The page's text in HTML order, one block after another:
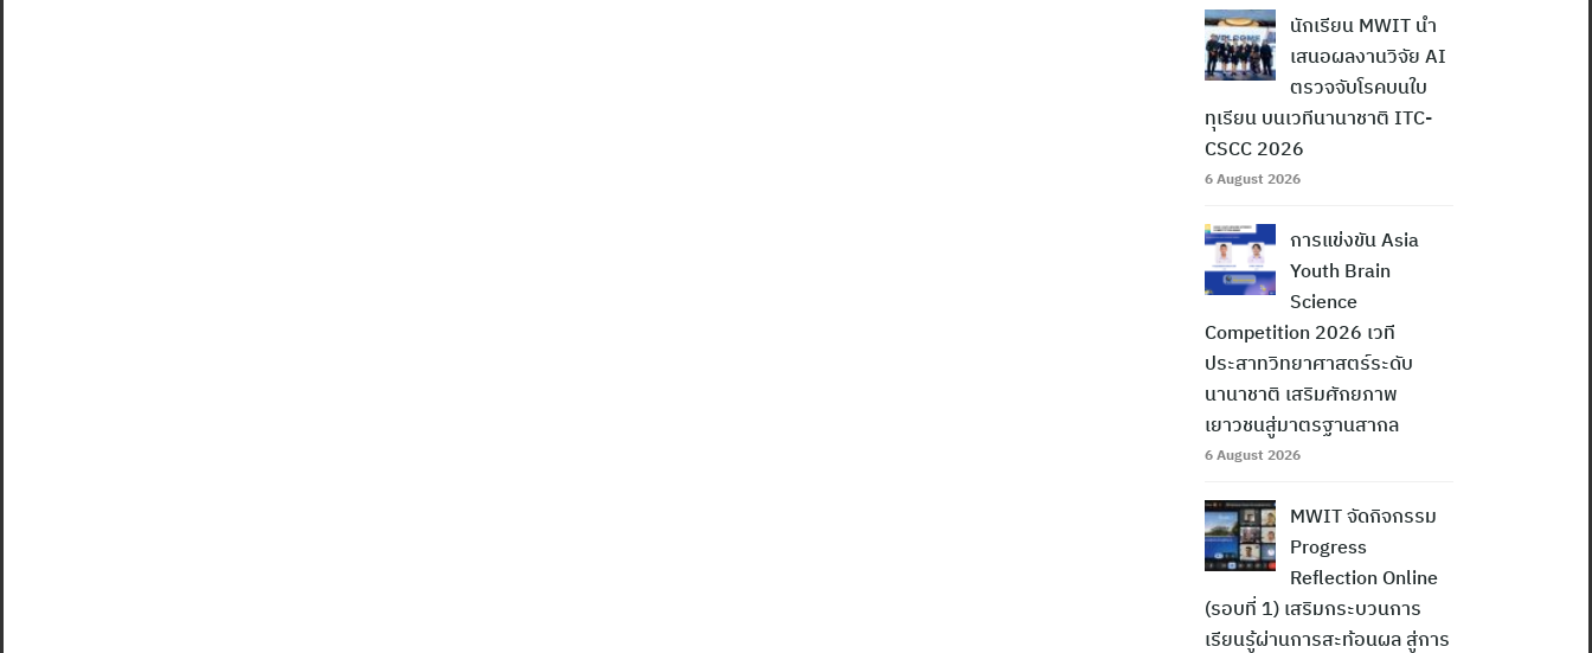
นักเรียน MWIT นำ
เสนอผลงานวิจัย AI
ตรวจจับโรคบนใบ
ทุเรียน บนเวทีนานาชาติ ITC-
CSCC 2026
6 August 2026
การแข่งขัน Asia
Youth Brain
Science
Competition 2026 เวที
ประสาทวิทยาศาสตร์ระดับ
นานาชาติ เสริมศักยภาพ
เยาวชนสู่มาตรฐานสากล
6 August 2026
MWIT จัดกิจกรรม
Progress
Reflection Online
(รอบที่ 1) เสริมกระบวนการ
เรียนรู้ผ่านการสะท้อนผล สู่การ